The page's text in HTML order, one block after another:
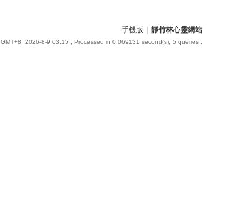
手機版 靜竹林心靈網站
GMT+8, 2026-8-9 03:15 , Processed in 0.069131 second(s), 5 queries .